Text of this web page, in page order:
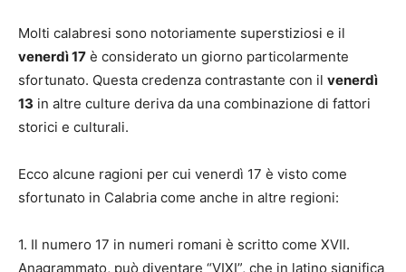
Molti calabresi sono notoriamente superstiziosi e il
venerdì 17 è considerato un giorno particolarmente
sfortunato. Questa credenza contrastante con il venerdì
13 in altre culture deriva da una combinazione di fattori
storici e culturali.
Ecco alcune ragioni per cui venerdì 17 è visto come
sfortunato in Calabria come anche in altre regioni:
1. Il numero 17 in numeri romani è scritto come XVII.
Anagrammato, può diventare “VIXI”, che in latino significa